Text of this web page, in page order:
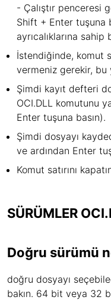
- Çalıştır penceresi
Shift + Enter tuşuna
ayrıcalıklarına
İstendiğinde, komut
vermeniz gerekir, bu
Şimdi kayıt defteri
OCI.DLL komutunu
Enter tuşuna basın).
Şimdi dosyayı
ve ardından Enter
Komut satırını
SÜRÜMLER
Doğru sürümü
doğru dosyayı
bakın. 64 bit veya 32